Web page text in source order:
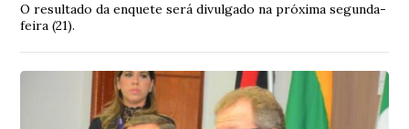
O resultado da enquete será divulgado na próxima segunda-
feira (21).